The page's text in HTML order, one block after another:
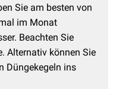
Sie am besten von
im Monat
Beachten Sie
Alternativ können Sie
Düngekegeln ins